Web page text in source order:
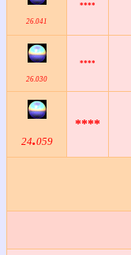
26.041
****
26.030
****
24.059
****